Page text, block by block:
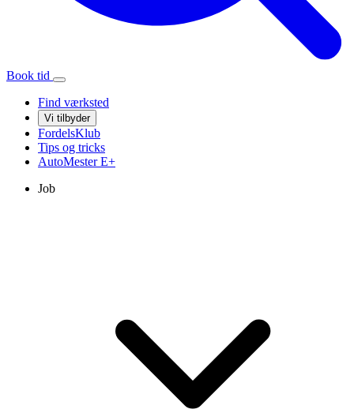
Book tid
Find værksted
Vi tilbyder
FordelsKlub
Tips og tricks
AutoMesterE+
Job